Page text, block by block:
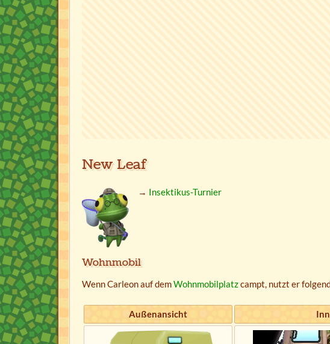
New Leaf
→ Insektikus-Turnier
Wohnmobil
Wenn Carleon auf demWohnmobilplatzcampt, nutzt er
Außenansicht